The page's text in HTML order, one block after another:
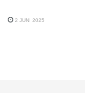
2 JUNI 2025